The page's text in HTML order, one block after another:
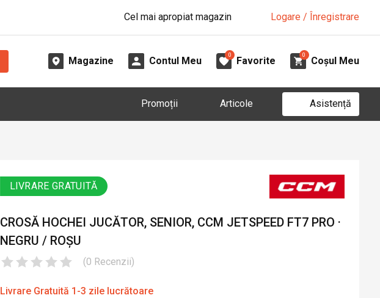
Cel mai apropiat magazin Logare / Înregistrare
Magazine Contul Meu
0
Favorite
0
Coșul Meu
Promoții Articole Asistență
LIVRARE GRATUITĂ
CROSĂ HOCHEI JUCĂTOR, SENIOR, CCM JETSPEED FT7 PRO ·
NEGRU / ROȘU
(0 Recenzii)
Livrare Gratuită 1-3 zile lucrătoare